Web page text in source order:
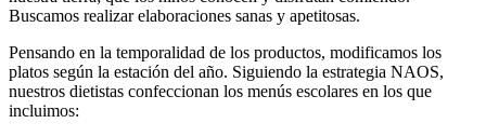
Buscamos realizar elaboraciones sanas y apetitosas.
Pensando en la temporalidad de los productos, modificamos los
platos según la estación del año. Siguiendo la estrategia NAOS,
nuestros dietistas confeccionan los menús escolares en los que
incluimos: